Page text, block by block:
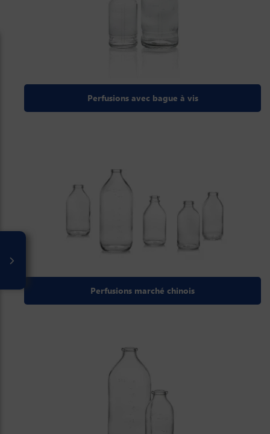
Perfusions avec bague à vis
Perfusions marché chinois